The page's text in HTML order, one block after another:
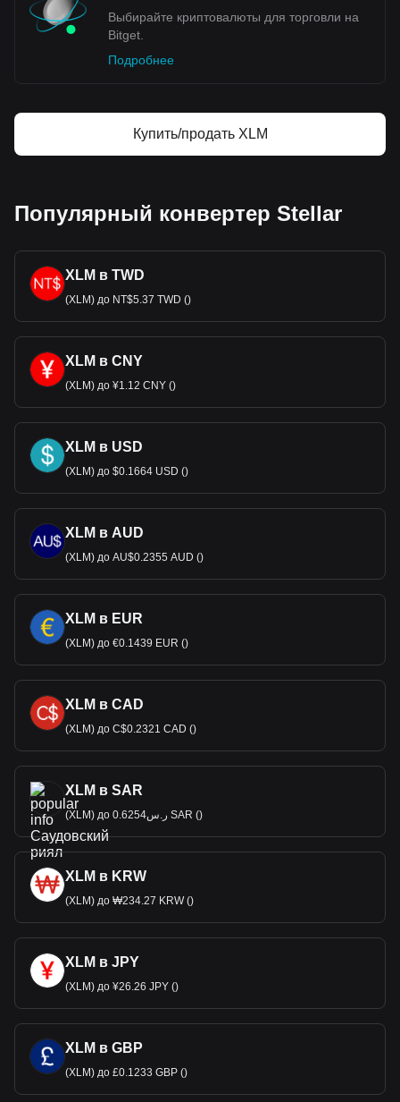
Выбирайте криптовалюты для торговли на
Bitget.
Подробнее
Купить/продать XLM
Популярный конвертер Stellar
XLM в TWD
(XLM) до NT$5.37 TWD ()
XLM в CNY
(XLM) до ¥1.12 CNY ()
XLM в USD
(XLM) до $0.1664 USD ()
XLM в AUD
(XLM) до AU$0.2355 AUD ()
XLM в EUR
(XLM) до €0.1439 EUR ()
XLM в CAD
(XLM) до C$0.2321 CAD ()
XLM в SAR
(XLM) до ر.س0.6254 SAR ()
XLM в KRW
(XLM) до ₩234.27 KRW ()
XLM в JPY
(XLM) до ¥26.26 JPY ()
XLM в GBP
(XLM) до £0.1233 GBP ()